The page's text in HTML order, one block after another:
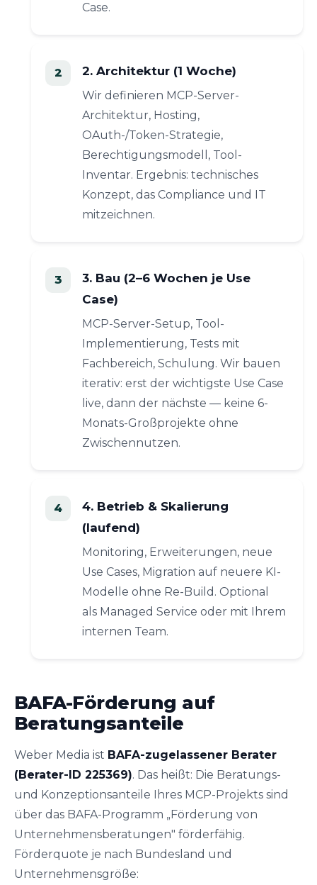
Case.
2. Architektur (1 Woche)
Wir definieren MCP-Server-
Architektur, Hosting,
OAuth-/Token-Strategie,
Berechtigungsmodell, Tool-
Inventar. Ergebnis: technisches
Konzept, das Compliance und IT
mitzeichnen.
3. Bau (2–6 Wochen je Use
Case)
MCP-Server-Setup, Tool-
Implementierung, Tests mit
Fachbereich, Schulung. Wir bauen
iterativ: erst der wichtigste Use Case
live, dann der nächste — keine 6-
Monats-Großprojekte ohne
Zwischennutzen.
4. Betrieb & Skalierung
(laufend)
Monitoring, Erweiterungen, neue
Use Cases, Migration auf neuere KI-
Modelle ohne Re-Build. Optional
als Managed Service oder mit Ihrem
internen Team.
BAFA-Förderung auf
Beratungsanteile
Weber Media ist BAFA-zugelassener Berater
(Berater-ID 225369). Das heißt: Die Beratungs-
und Konzeptionsanteile Ihres MCP-Projekts sind
über das BAFA-Programm „Förderung von
Unternehmensberatungen" förderfähig.
Förderquote je nach Bundesland und
Unternehmensgröße: